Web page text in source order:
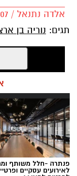
אלדה נתנאל / 18:07 26.06.26
תגים: נוריה בן
פנתרה -חלל משותף
לאירועים עסקיים